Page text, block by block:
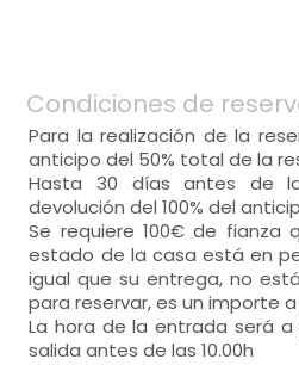
- menaje de cocina,
- mesa,
habitación doble
- cama individual = 2
Condiciones de
Para la realización de la
anticipo del 50% total de la
Hasta 30 días antes de
devolución del 100% del
Se requiere 100€ de fianza
estado de la casa está en
igual que su entrega, no
para reservar, es un importe
La hora de la entrada será a
salida antes de las 10.00h